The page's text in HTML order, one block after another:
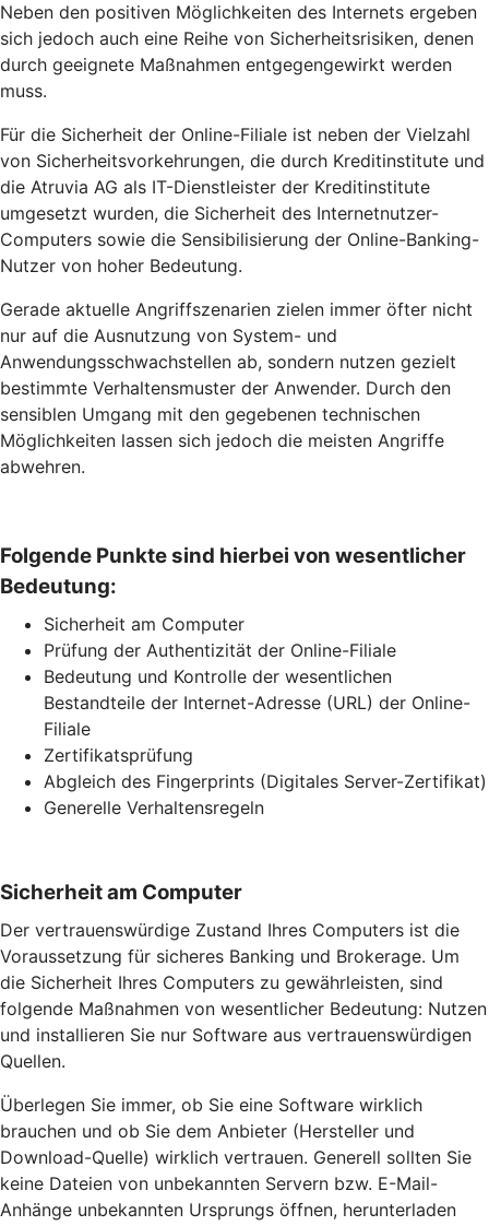
Neben den positiven Möglichkeiten des Internets ergeben
sich jedoch auch eine Reihe von Sicherheitsrisiken, denen
durch geeignete Maßnahmen entgegengewirkt werden
muss.
Für die Sicherheit der Online-Filiale ist neben der Vielzahl
von Sicherheitsvorkehrungen, die durch Kreditinstitute und
die Atruvia AG als IT-Dienstleister der Kreditinstitute
umgesetzt wurden, die Sicherheit des Internetnutzer-
Computers sowie die Sensibilisierung der Online-Banking-
Nutzer von hoher Bedeutung.
Gerade aktuelle Angriffszenarien zielen immer öfter nicht
nur auf die Ausnutzung von System- und
Anwendungsschwachstellen ab, sondern nutzen gezielt
bestimmte Verhaltensmuster der Anwender. Durch den
sensiblen Umgang mit den gegebenen technischen
Möglichkeiten lassen sich jedoch die meisten Angriffe
abwehren.
Folgende Punkte sind hierbei von wesentlicher
Bedeutung:
Sicherheit am Computer
Prüfung der Authentizität der Online-Filiale
Bedeutung und Kontrolle der wesentlichen
Bestandteile der Internet-Adresse (URL) der Online-
Filiale
Zertifikatsprüfung
Abgleich des Fingerprints (Digitales Server-Zertifikat)
Generelle Verhaltensregeln
Sicherheit am Computer
Der vertrauenswürdige Zustand Ihres Computers ist die
Voraussetzung für sicheres Banking und Brokerage. Um
die Sicherheit Ihres Computers zu gewährleisten, sind
folgende Maßnahmen von wesentlicher Bedeutung: Nutzen
und installieren Sie nur Software aus vertrauenswürdigen
Quellen.
Überlegen Sie immer, ob Sie eine Software wirklich
brauchen und ob Sie dem Anbieter (Hersteller und
Download-Quelle) wirklich vertrauen. Generell sollten Sie
keine Dateien von unbekannten Servern bzw. E-Mail-
Anhänge unbekannten Ursprungs öffnen, herunterladen